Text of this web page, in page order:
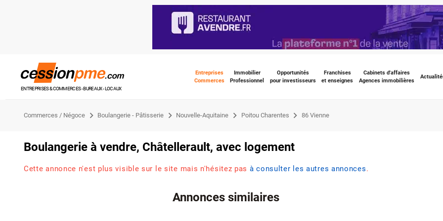
ENTREPRISES & COMMERCES - BUREAUX - LOCAUX
Entreprises
Commerces
Immobilier
Professionnel
Opportunités
pour investisseurs
Franchises
et enseignes
Cabinets d'affaires
Agences immobilières
Commerces / Négoce Boulangerie - Pâtisserie Nouvelle-Aquitaine Poitou Charentes 86 Vienne
Boulangerie à vendre, Châtellerault, avec logement
Cette annonce n'est plus visible sur le site mais n'hésitez pas à consulter les autres annonces.
Annonces similaires